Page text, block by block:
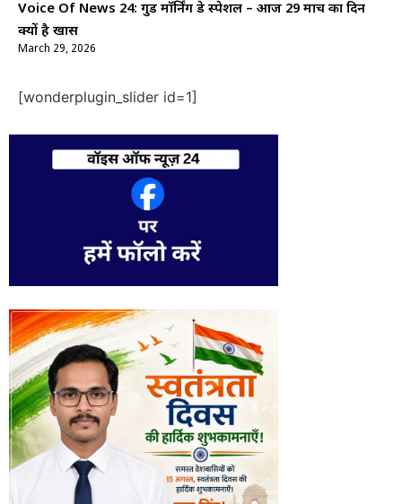
Voice Of News 24: गुड माॅर्निंग डे स्पेशल – आज 29 मार्च का दिन
क्यों है खास
March 29, 2026
[wonderplugin_slider id=1]